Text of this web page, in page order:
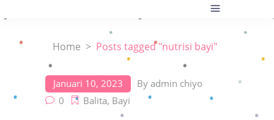
Home > Posts tagged "nutrisi bayi"
Januari 10, 2023 By admin chiyo
0
Balita, Bayi